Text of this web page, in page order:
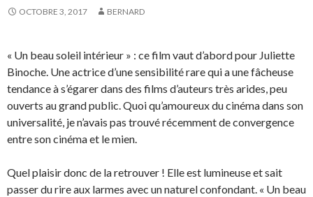
OCTOBRE 3, 2017 BERNARD
« Un beau soleil intérieur » : ce film vaut d’abord pour Juliette
Binoche. Une actrice d’une sensibilité rare qui a une fâcheuse
tendance à s’égarer dans des films d’auteurs très arides, peu
ouverts au grand public. Quoi qu’amoureux du cinéma dans son
universalité, je n’avais pas trouvé récemment de convergence
entre son cinéma et le mien.
Quel plaisir donc de la retrouver ! Elle est lumineuse et sait
passer du rire aux larmes avec un naturel confondant. « Un beau